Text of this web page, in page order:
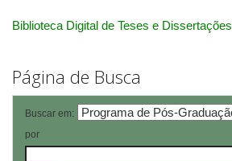
Biblioteca Digital de Teses e Dissertações
Página de Busca
Buscar em:
por